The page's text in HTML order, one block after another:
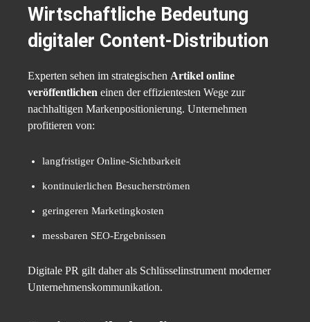
Wirtschaftliche Bedeutung
digitaler Content-Distribution
Experten sehen im strategischen Artikel online
veröffentlichen einen der effizientesten Wege zur
nachhaltigen Markenpositionierung. Unternehmen
profitieren von:
langfristiger Online-Sichtbarkeit
kontinuierlichen Besucherströmen
geringeren Marketingkosten
messbaren SEO-Ergebnissen
Digitale PR gilt daher als Schlüsselinstrument moderner
Unternehmenskommunikation.